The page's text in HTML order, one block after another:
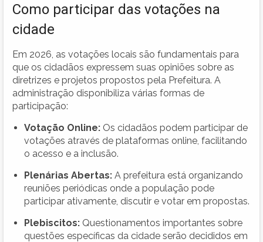
Como participar das votações na
cidade
Em 2026, as votações locais são fundamentais para
que os cidadãos expressem suas opiniões sobre as
diretrizes e projetos propostos pela Prefeitura. A
administração disponibiliza várias formas de
participação:
Votação Online: Os cidadãos podem participar de
votações através de plataformas online, facilitando
o acesso e a inclusão.
Plenárias Abertas: A prefeitura está organizando
reuniões periódicas onde a população pode
participar ativamente, discutir e votar em propostas.
Plebiscitos: Questionamentos importantes sobre
questões específicas da cidade serão decididos em